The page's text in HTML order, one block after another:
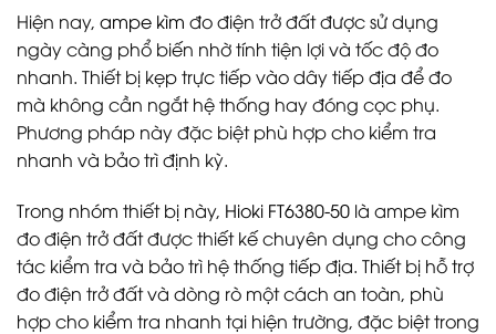
Hiện nay, ampe kìm đo điện trở đất được sử dụng
ngày càng phổ biến nhờ tính tiện lợi và tốc độ đo
nhanh. Thiết bị kẹp trực tiếp vào dây tiếp địa để đo
mà không cần ngắt hệ thống hay đóng cọc phụ.
Phương pháp này đặc biệt phù hợp cho kiểm tra
nhanh và bảo trì định kỳ.
Trong nhóm thiết bị này, Hioki FT6380-50 là ampe kìm
đo điện trở đất được thiết kế chuyên dụng cho công
tác kiểm tra và bảo trì hệ thống tiếp địa. Thiết bị hỗ trợ
đo điện trở đất và dòng rò một cách an toàn, phù
hợp cho kiểm tra nhanh tại hiện trường, đặc biệt trong